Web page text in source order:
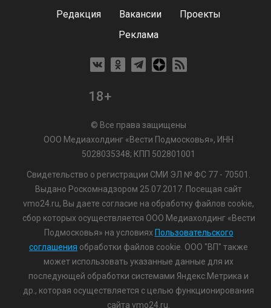
Редакция Вакансии
Проекты
Реклама
18+
© Все права защищены
ООО Медиахолдинг «Вести Подмосковья», ИНН
5028035348; КПП 502801001
Свидетельство о регистрации СМИ ЭЛ № ФС 77 - 70501.
Выдано Роскомнадзором 25.07.2017. Посещая сайт
vmo24.ru, Вы даете согласие на обработку файлов cookie,
сбор которых осуществляется ООО Медиахолдинг «Вести
Подмосковья» на условиях Пользовательского
соглашения обработки файлов cookie. ООО "ВП" также
может использовать указанные данные для их
последующей обработки системами Яндекс.Метрика и
др., которая осуществляется с целью функционирования
сайта vmo24.ru.